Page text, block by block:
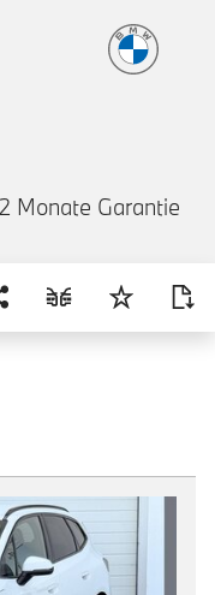
Monate Garantie